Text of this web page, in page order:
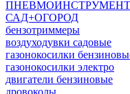
ПНЕВМОИНСТРУМЕНТ
САД+ОГОРОД
бензотриммеры
воздуходувки садовые
газонокосилки
газонокосилки электро
двигатели бензиновые
дровоколы